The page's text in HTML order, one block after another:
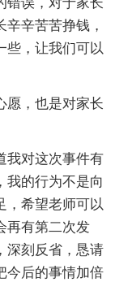
错误，对于家长
辛苦苦挣钱，
些，让我们可以
愿，也是对家长
我对这次事件有
我的行为不是向
，希望老师可以
再有第二次发
深刻反省，恳请
今后的事情加倍